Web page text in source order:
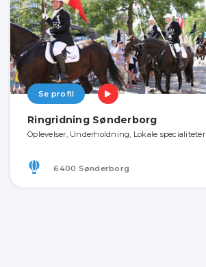
Se profil
Ringridning Sønderborg
Oplevelser, Underholdning, Lokale specialiteter
6400 Sønderborg